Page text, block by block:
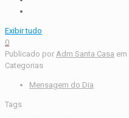
Exibir tudo
0
Publicado por Adm Santa Casa em
Categorias
Mensagem do Dia
Tags